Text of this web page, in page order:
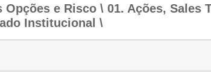
e Risco \ 01. Ações, Sales
Institucional \